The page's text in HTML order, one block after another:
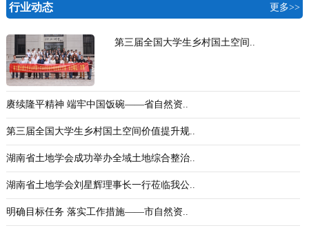
行业动态 更多>>
第三届全国大学生乡村国土空间..
赓续隆平精神 端牢中国饭碗——省自然资..
第三届全国大学生乡村国土空间价值提升规..
湖南省土地学会成功举办全域土地综合整治..
湖南省土地学会刘星辉理事长一行莅临我公..
明确目标任务 落实工作措施——市自然资..